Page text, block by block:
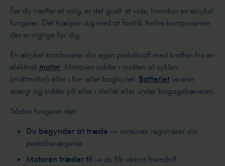
Før du træffer et valg, er det godt at vide, hvordan en elcykel
fungerer. Det hjælper dig med at forstå, hvilke komponenter
der er vigtige for dig.
En elcykel kombinerer din egen pedalkraft med kraften fra en
elektrisk motor. Motoren sidder i midten af cyklen
(midtmotor) eller i for- eller baghjulet. Batteriet leverer
energi og sidder på eller i stellet eller under bagagebæreren.
Sådan fungerer det:
Du begynder at træde → sensoren registrerer din
pedalbevægelse.
Motoren træder til → du får ekstra fremdrift.